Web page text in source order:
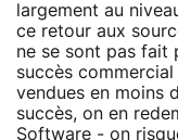
largement au
ce retour aux
ne se sont pas fait
succès
vendues en moins
succès, on en
Software - on